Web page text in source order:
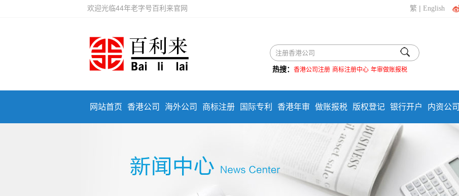
欢迎光临44年老字号百利来官网 繁 |English
热搜： 香港公司注册 商标注册中心 年审做账报税
网站首页 香港公司 海外公司 商标注册 国际专利 香港年审 做账报税 版权登记 银行开户 内资公司